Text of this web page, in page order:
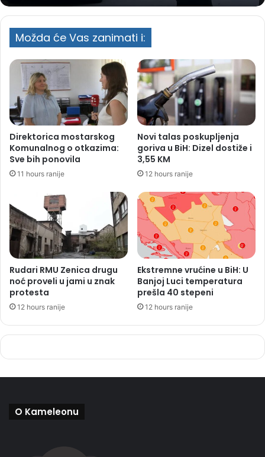
Možda će Vas zanimati i:
Direktorica mostarskog
Komunalnog o otkazima:
Sve bih ponovila
11 hours ranije
Novi talas poskupljenja
goriva u BiH: Dizel dostiže i
3,55 KM
12 hours ranije
Rudari RMU Zenica drugu
noć proveli u jami u znak
protesta
12 hours ranije
Ekstremne vrućine u BiH: U
Banjoj Luci temperatura
prešla 40 stepeni
12 hours ranije
O Kameleonu